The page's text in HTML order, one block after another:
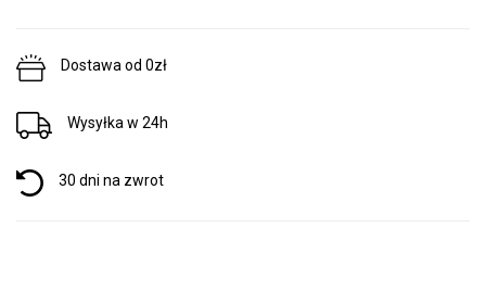
Dostawa od 0zł
Wysyłka w 24h
30 dni na zwrot